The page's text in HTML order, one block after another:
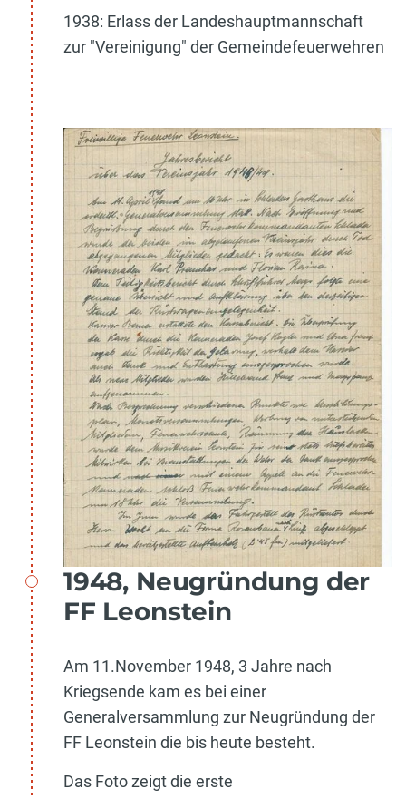
1938: Erlass der Landeshauptmannschaft
zur "Vereinigung" der Gemeindefeuerwehren
1948, Neugründung der
FF Leonstein
Am 11.November 1948, 3 Jahre nach
Kriegsende kam es bei einer
Generalversammlung zur Neugründung der
FF Leonstein die bis heute besteht.
Das Foto zeigt die erste